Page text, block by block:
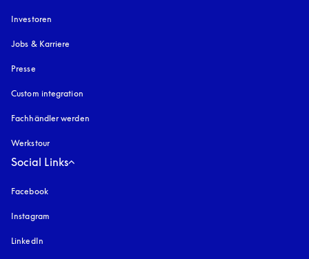
Investoren
Jobs & Karriere
Presse
Custom integration
Fachhändler werden
Werkstour
Social Links
Facebook
Instagram
LinkedIn